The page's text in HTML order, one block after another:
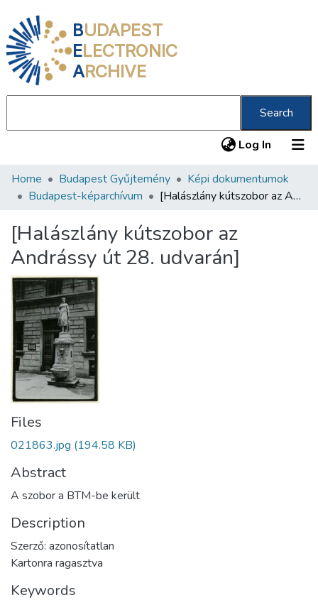
BUDAPEST
ELECTRONIC
ARCHIVE
Search
Log In (current)
Communities & Collections
Statistics
About us
Home Budapest Gyűjtemény
Képi dokumentumok
Budapest-képarchívum
[Halászlány kútszobor az Andrássy út 28. udvarán]
[Halászlány kútszobor az
Andrássy út 28. udvarán]
Files
021863.jpg (194.58 KB)
Abstract
A szobor a BTM-be került
Description
Szerző: azonosítatlan
Kartonra ragasztva
Keywords